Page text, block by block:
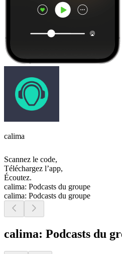
calima
Scannez le code,
Téléchargez l’app,
Écoutez.
calima: Podcasts du groupe
calima: Podcasts du groupe
calima: Podcasts du